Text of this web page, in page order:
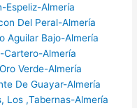
Espeliz-Almería
Del Peral-Almería
Aguilar Bajo-Almería
Cartero-Almería
Verde-Almería
De Guayar-Almería
Los ,Tabernas-Almería